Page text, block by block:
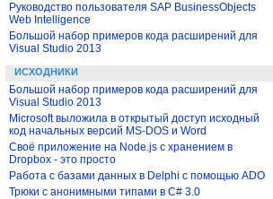
Руководство пользователя SAP BusinessObjects
Web Intelligence
Большой набор примеров кода расширений для
Visual Studio 2013
ИСХОДНИКИ
Большой набор примеров кода расширений для
Visual Studio 2013
Microsoft выложила в открытый доступ исходный
код начальных версий MS-DOS и Word
Своё приложение на Node.js с хранением в
Dropbox - это просто
Работа с базами данных в Delphi с помощью ADO
Трюки с анонимными типами в C# 3.0